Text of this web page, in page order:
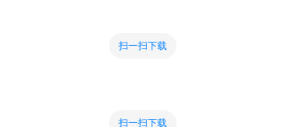
扫一扫下载
扫一扫下载